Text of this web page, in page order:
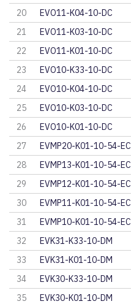
20
EVO11-K04-10-DC
21
EVO11-K03-10-DC
22
EVO11-K01-10-DC
23
EVO10-K33-10-DC
24
EVO10-K04-10-DC
25
EVO10-K03-10-DC
26
EVO10-K01-10-DC
27
EVMP20-K01-10-54-EC
28
EVMP13-K01-10-54-EC
29
EVMP12-K01-10-54-EC
30
EVMP11-K01-10-54-EC
31
EVMP10-K01-10-54-EC
32
EVK31-K33-10-DM
33
EVK31-K01-10-DM
34
EVK30-K33-10-DM
35
EVK30-K01-10-DM